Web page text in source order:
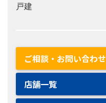
戸建
ご相談・お問い合わせ
店舗一覧